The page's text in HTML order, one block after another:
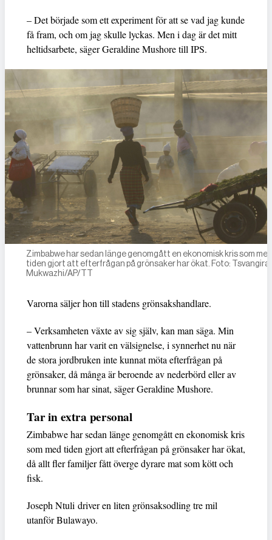
– Det började som ett experiment för att se vad jag kunde
få fram, och om jag skulle lyckas. Men i dag är det mitt
heltidsarbete, säger Geraldine Mushore till IPS.
Zimbabwe har sedan länge genomgått en ekonomisk kris som med
tiden gjort att efterfrågan på grönsaker har ökat. Foto:
Mukwazhi/AP/TT
Varorna säljer hon till stadens grönsakshandlare.
– Verksamheten växte av sig själv, kan man säga. Min
vattenbrunn har varit en välsignelse, i synnerhet nu när
de stora jordbruken inte kunnat möta efterfrågan på
grönsaker, då många är beroende av nederbörd eller av
brunnar som har sinat, säger Geraldine Mushore.
Tar in extra personal
Zimbabwe har sedan länge genomgått en ekonomisk kris
som med tiden gjort att efterfrågan på grönsaker har ökat,
då allt fler familjer fått överge dyrare mat som kött och
fisk.
Joseph Ntuli driver en liten grönsaksodling tre mil
utanför Bulawayo.